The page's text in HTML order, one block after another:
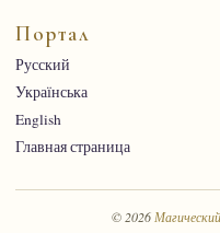
Портал
Русский
Українська
English
Главная страница
© 2026